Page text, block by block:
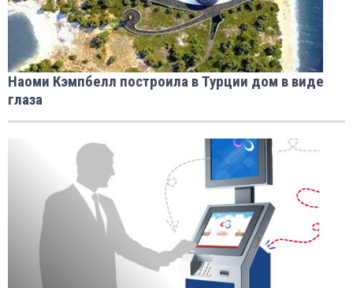
Наоми Кэмпбелл построила в Турции дом в виде
глаза